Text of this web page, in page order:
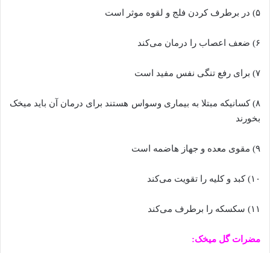
۵) در برطرف کردن فلج و لقوه موثر است
۶) ضعف اعصاب را درمان می‌کند
۷) برای رفع تنگی نفس مفید است
۸) کسانیکه مبتلا به بیماری وسواس هستند برای درمان آن باید میخک
بخورند
۹) مقوی معده و جهاز هاضمه است
۱۰) کبد و کلیه را تقویت می‌کند
۱۱) سکسکه را برطرف می‌کند
مضرات گل میخک: